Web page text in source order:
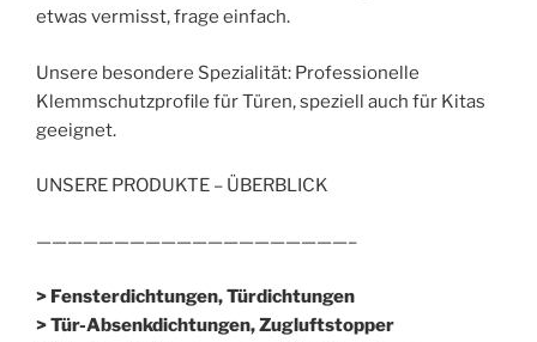
etwas vermisst, frage einfach.
Unsere besondere Spezialität: Professionelle
Klemmschutzprofile für Türen, speziell auch für Kitas
geeignet.
UNSERE PRODUKTE – ÜBERBLICK
————————————————————–
> Fensterdichtungen, Türdichtungen
> Tür-Absenkdichtungen, Zugluftstopper